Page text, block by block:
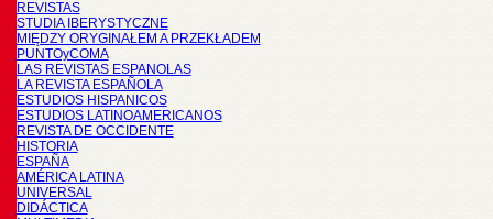
REVISTAS
STUDIA IBERYSTYCZNE
MIĘDZY ORYGINAŁEM A PRZEKŁADEM
PUNTOyCOMA
LAS REVISTAS ESPANOLAS
LA REVISTA ESPAÑOLA
ESTUDIOS HISPANICOS
ESTUDIOS LATINOAMERICANOS
REVISTA DE OCCIDENTE
HISTORIA
ESPAÑA
AMÉRICA LATINA
UNIVERSAL
DIDÁCTICA